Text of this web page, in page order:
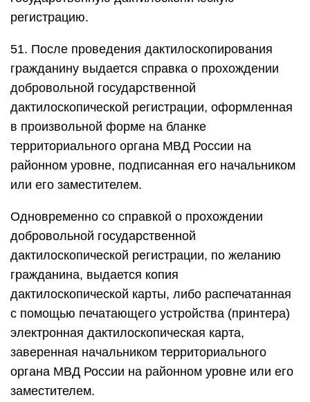
регистрацию.
51. После проведения дактилоскопирования
гражданину выдается справка о прохождении
добровольной государственной
дактилоскопической регистрации, оформленная
в произвольной форме на бланке
территориального органа МВД России на
районном уровне, подписанная его начальником
или его заместителем.
Одновременно со справкой о прохождении
добровольной государственной
дактилоскопической регистрации, по желанию
гражданина, выдается копия
дактилоскопической карты, либо распечатанная
с помощью печатающего устройства (принтера)
электронная дактилоскопическая карта,
заверенная начальником территориального
органа МВД России на районном уровне или его
заместителем.